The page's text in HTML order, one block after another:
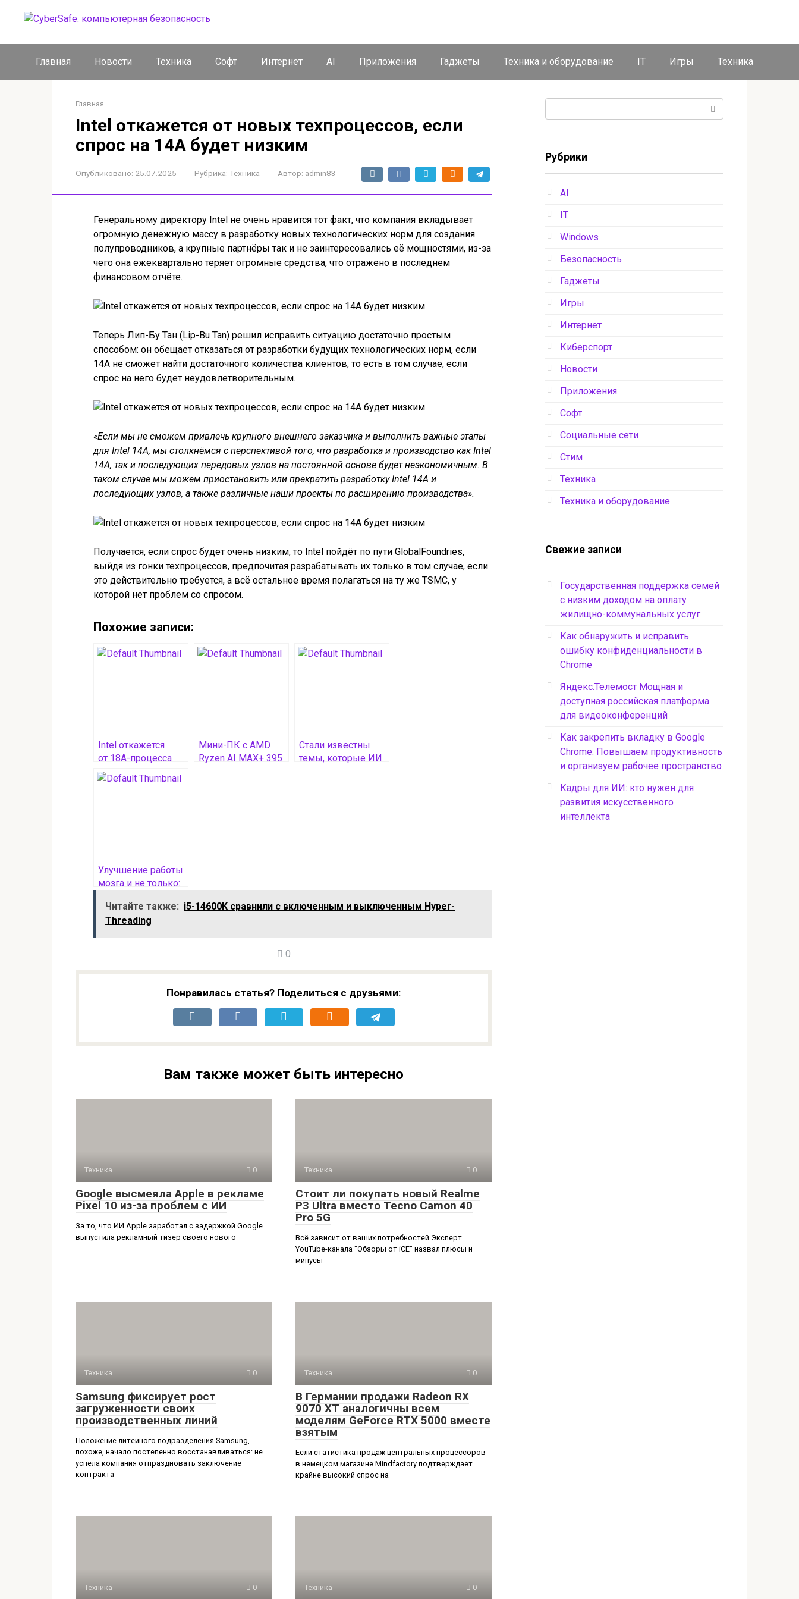
Главная Новости Техника Софт Интернет AI Приложения Гаджеты Техника и оборудование IT Игры Техника
Главная
Intel откажется от новых техпроцессов, если
спрос на 14A будет низким
Опубликовано: 25.07.2025 Рубрика: Техника Автор: admin83
Генеральному директору Intel не очень нравится тот факт, что компания вкладывает
огромную денежную массу в разработку новых технологических норм для создания
полупроводников, а крупные партнёры так и не заинтересовались её мощностями, из-за
чего она ежеквартально теряет огромные средства, что отражено в последнем
финансовом отчёте.
Теперь Лип-Бу Тан (Lip-Bu Tan) решил исправить ситуацию достаточно простым
способом: он обещает отказаться от разработки будущих технологических норм, если
14A не сможет найти достаточного количества клиентов, то есть в том случае, если
спрос на него будет неудовлетворительным.
«Если мы не сможем привлечь крупного внешнего заказчика и выполнить важные этапы
для Intel 14A, мы столкнёмся с перспективой того, что разработка и производство как Intel
14A, так и последующих передовых узлов на постоянной основе будет неэкономичным. В
таком случае мы можем приостановить или прекратить разработку Intel 14A и
последующих узлов, а также различные наши проекты по расширению производства».
Получается, если спрос будет очень низким, то Intel пойдёт по пути GlobalFoundries,
выйдя из гонки техпроцессов, предпочитая разрабатывать их только в том случае, если
это действительно требуется, а всё остальное время полагаться на ту же TSMC, у
которой нет проблем со спросом.
Похожие записи:
Intel откажется
от 18A-процесса
ради более
перспективной
Мини-ПК с AMD
Ryzen AI MAX+ 395
Стали известны
темы, которые ИИ
Улучшение работы
мозга и не только:
вы станете пить
матчу каждый день
Читайте также: i5-14600K сравнили с включенным и выключенным Hyper-
Threading
0
Понравилась статья? Поделиться с друзьями:
Вам также может быть интересно
Техника 0
Google высмеяла Apple в рекламе
Pixel 10 из-за проблем с ИИ
За то, что ИИ Apple заработал с задержкой Google
выпустила рекламный тизер своего нового
Техника 0
Стоит ли покупать новый Realme
P3 Ultra вместо Tecno Camon 40
Pro 5G
Всё зависит от ваших потребностей Эксперт
YouTube-канала "Обзоры от iCE" назвал плюсы и
минусы
Техника 0
Samsung фиксирует рост
загруженности своих
производственных линий
Положение литейного подразделения Samsung,
похоже, начало постепенно восстанавливаться: не
успела компания отпраздновать заключение
контракта
Техника 0
В Германии продажи Radeon RX
9070 XT аналогичны всем
моделям GeForce RTX 5000 вместе
взятым
Если статистика продаж центральных процессоров
в немецком магазине Mindfactory подтверждает
крайне высокий спрос на
Техника 0 Техника 0
Рубрики
AI
IT
Windows
Безопасность
Гаджеты
Игры
Интернет
Киберспорт
Новости
Приложения
Софт
Социальные сети
Стим
Техника
Техника и оборудование
Свежие записи
Государственная поддержка семей
с низким доходом на оплату
жилищно-коммунальных услуг
Как обнаружить и исправить
ошибку конфиденциальности в
Chrome
Яндекс.Телемост Мощная и
доступная российская платформа
для видеоконференций
Как закрепить вкладку в Google
Chrome: Повышаем продуктивность
и организуем рабочее пространство
Кадры для ИИ: кто нужен для
развития искусственного
интеллекта